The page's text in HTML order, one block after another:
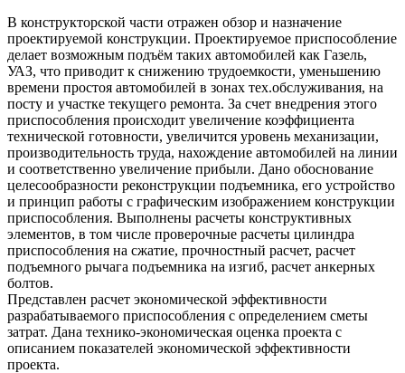
В конструкторской части отражен обзор и назначение
проектируемой конструкции. Проектируемое приспособление
делает возможным подъём таких автомобилей как Газель,
УАЗ, что приводит к снижению трудоемкости, уменьшению
времени простоя автомобилей в зонах тех.обслуживания, на
посту и участке текущего ремонта. За счет внедрения этого
приспособления происходит увеличение коэффициента
технической готовности, увеличится уровень механизации,
производительность труда, нахождение автомобилей на линии
и соответственно увеличение прибыли. Дано обоснование
целесообразности реконструкции подъемника, его устройство
и принцип работы с графическим изображением конструкции
приспособления. Выполнены расчеты конструктивных
элементов, в том числе проверочные расчеты цилиндра
приспособления на сжатие, прочностный расчет, расчет
подъемного рычага подъемника на изгиб, расчет анкерных
болтов.
Представлен расчет экономической эффективности
разрабатываемого приспособления с определением сметы
затрат. Дана технико-экономическая оценка проекта с
описанием показателей экономической эффективности
проекта.